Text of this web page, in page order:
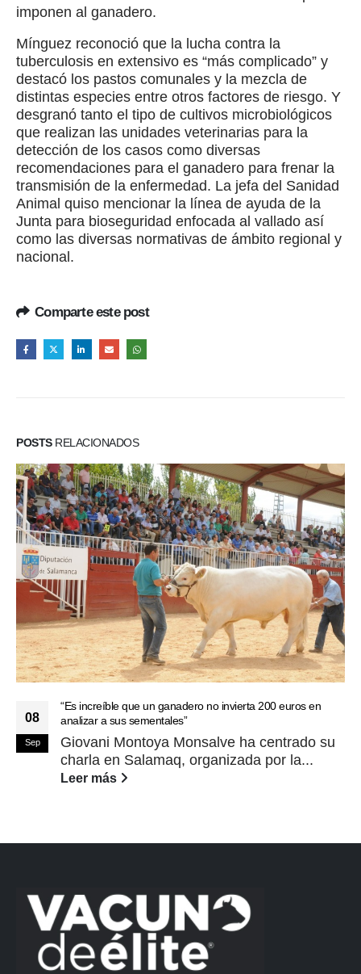
imponen al ganadero.
Mínguez reconoció que la lucha contra la
tuberculosis en extensivo es “más complicado” y
destacó los pastos comunales y la mezcla de
distintas especies entre otros factores de riesgo. Y
desgranó tanto el tipo de cultivos microbiológicos
que realizan las unidades veterinarias para la
detección de los casos como diversas
recomendaciones para el ganadero para frenar la
transmisión de la enfermedad. La jefa del Sanidad
Animal quiso mencionar la línea de ayuda de la
Junta para bioseguridad enfocada al vallado así
como las diversas normativas de ámbito regional y
nacional.
Comparte este post
POSTSRELACIONADOS
08
Sep
“Es increíble que un ganadero no invierta 200 euros en
analizar a sus sementales”
Giovani Montoya Monsalve ha centrado su
charla en Salamaq, organizada por la...
Leer más